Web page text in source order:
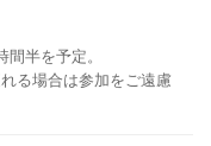
半を予定。
る場合は参加をご遠慮